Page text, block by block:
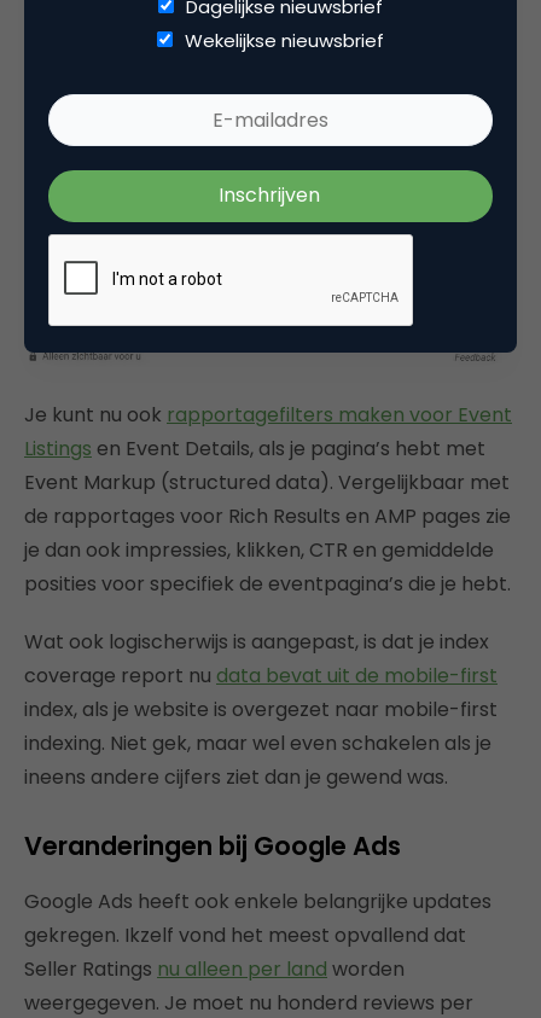
van Google om het gebruik van de nieuwe Search
Console een beetje te stimuleren.
Je kunt nu ook rapportagefilters maken voor Event
Listings en Event Details, als je pagina’s hebt met
Event Markup (structured data). Vergelijkbaar met
de rapportages voor Rich Results en AMP pages zie
je dan ook impressies, klikken, CTR en gemiddelde
posities voor specifiek de eventpagina’s die je hebt.
Wat ook logischerwijs is aangepast, is dat je index
coverage report nu data bevat uit de mobile-first
index, als je website is overgezet naar mobile-first
indexing. Niet gek, maar wel even schakelen als je
ineens andere cijfers ziet dan je gewend was.
Veranderingen bij Google Ads
Google Ads heeft ook enkele belangrijke updates
gekregen. Ikzelf vond het meest opvallend dat
Seller Ratings nu alleen per land worden
weergegeven. Je moet nu honderd reviews per
Dagelijkse nieuwsbrief
Wekelijkse nieuwsbrief